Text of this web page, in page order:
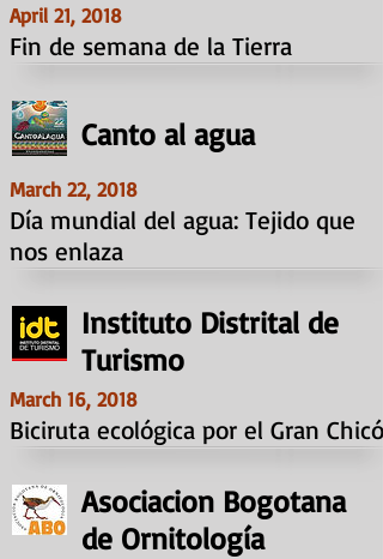
April 21, 2018
Fin de semana de la Tierra
Canto al agua
March 22, 2018
Día mundial del agua: Tejido que
nos enlaza
Instituto Distrital de
Turismo
March 16, 2018
Biciruta ecológica por el Gran Chicó
Asociacion Bogotana
de Ornitología